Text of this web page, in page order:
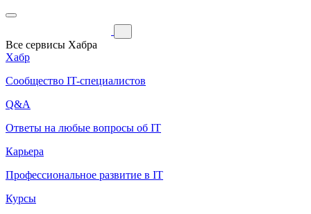
Все сервисы Хабра
Хабр
Сообщество IT-специалистов
Q&A
Ответы на любые вопросы об IT
Карьера
Профессиональное развитие в IT
Курсы